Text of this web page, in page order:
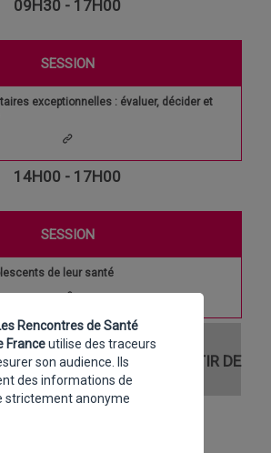
09H30 - 17H00
SESSION
exceptionnelles : évaluer, décider et
14H00 - 17H00
SESSION
de leur santé
15H30 - 16H00
& CAFÉ GOURMAND À PARTIR DE
14H00
Rencontres de Santé
Franceutilise des traceurs
son audience. Ils
des informations de
strictement anonyme